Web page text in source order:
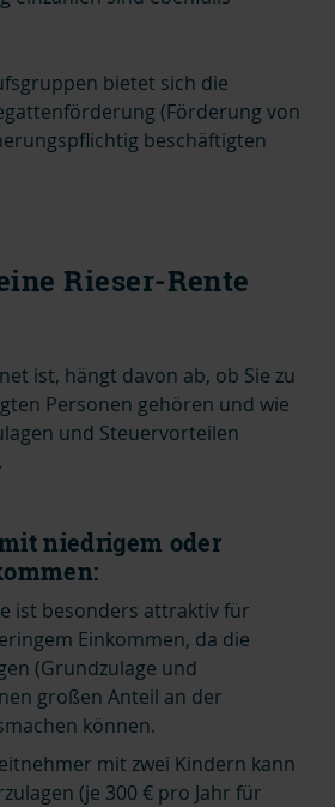
bietet sich die
(Förderung von
beschäftigten
Rieser-Rente
ist, hängt davon ab, ob Sie zu
Personen gehören und wie
und Steuervorteilen
niedrigem oder
ist besonders attraktiv für
Einkommen, da die
(Grundzulage und
großen Anteil an der
können.
mit zwei Kindern kann
(je 300 € pro Jahr für